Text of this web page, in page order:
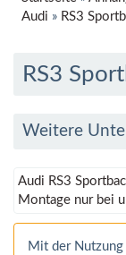
Audi » RS3
RS3
Weitere
Audi RS3
Montage nur bei
Mit der Nutzung